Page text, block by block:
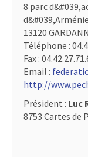
8 parc
d&#039,Arménie
13120
Téléphone :
Fax :
Email :
http://
Président : Luc
8753 Cartes de